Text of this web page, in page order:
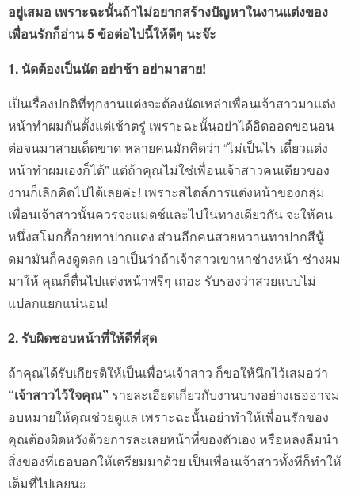
อยู่เสมอ เพราะฉะนั้นถ้าไม่อยากสร้างปัญหาในงานแต่งของ
เพื่อนรักก็อ่าน 5 ข้อต่อไปนี้ให้ดีๆ นะจ๊ะ
1. นัดต้องเป็นนัด อย่าช้า อย่ามาสาย!
เป็นเรื่องปกติที่ทุกงานแต่งจะต้องนัดเหล่าเพื่อนเจ้าสาวมาแต่ง
หน้าทำผมกันตั้งแต่เช้าตรู่ เพราะฉะนั้นอย่าได้อิดออดขอนอน
ต่อจนมาสายเด็ดขาด หลายคนมักคิดว่า “ไม่เป็นไร เดี๋ยวแต่ง
หน้าทำผมเองก็ได้” แต่ถ้าคุณไม่ใช่เพื่อนเจ้าสาวคนเดียวของ
งานก็เลิกคิดไปได้เลยค่ะ! เพราะสไตล์การแต่งหน้าของกลุ่ม
เพื่อนเจ้าสาวนั้นควรจะแมตช์และไปในทางเดียวกัน จะให้คน
หนึ่งสโมกกี้อายทาปากแดง ส่วนอีกคนสวยหวานทาปากสีนู้
ดมามันก็คงดูตลก เอาเป็นว่าถ้าเจ้าสาวเขาหาช่างหน้า-ช่างผม
มาให้ คุณก็ตื่นไปแต่งหน้าฟรีๆ เถอะ รับรองว่าสวยแบบไม่
แปลกแยกแน่นอน!
2. รับผิดชอบหน้าที่ให้ดีที่สุด
ถ้าคุณได้รับเกียรติให้เป็นเพื่อนเจ้าสาว ก็ขอให้นึกไว้เสมอว่า
“เจ้าสาวไว้ใจคุณ” รายละเอียดเกี่ยวกับงานบางอย่างเธออาจม
อบหมายให้คุณช่วยดูแล เพราะฉะนั้นอย่าทำให้เพื่อนรักของ
คุณต้องผิดหวังด้วยการละเลยหน้าที่ของตัวเอง หรือหลงลืมนำ
สิ่งของที่เธอบอกให้เตรียมมาด้วย เป็นเพื่อนเจ้าสาวทั้งทีก็ทำให้
เต็มที่ไปเลยนะ